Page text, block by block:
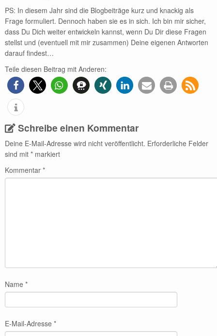
PS: In diesem Jahr sind die Blogbeiträge kurz und knackig als
Frage formuliert. Dennoch haben sie es in sich. Ich bin mir sicher,
dass Du Dich weiter entwickeln kannst, wenn Du Dir diese Fragen
stellst und (eventuell mit mir zusammen) Deine eigenen Antworten
darauf findest…
Teile diesen Beitrag mit Anderen:
Schreibe einen Kommentar
Deine E-Mail-Adresse wird nicht veröffentlicht. Erforderliche Felder
sind mit * markiert
Kommentar *
Name *
E-Mail-Adresse *